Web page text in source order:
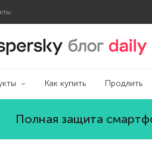
Блог Касперского
Как купить Продлить
Полная защита